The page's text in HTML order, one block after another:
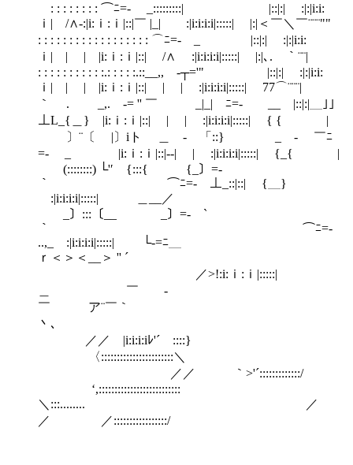
￣: : : : : : : : ⌒ﾆ=- _:::::::::| |::|:| :|:|i:i:
ｉ| /∧‐:|i:ｉ:ｉ|::|￣ |_| :|i:i:i:i|:::::| |:|＜￣＼￣¨¨¨""
: : : : : : : : : : : : : : : : : : ⌒ﾆ=‐ _ |::|:| :|:|i:i:
ｉ| | | |i:ｉ:ｉ|::| /∧ :|i:i:i:i|:::::| |:|､. ｀¨¨|
: : : : : : : : : : :.: : : : :.::__,, -┬='" |::|:| :|:|i:i:
ｉ| | | |i:ｉ:ｉ|::| | | :|i:i:i:i|:::::| 77⌒¨¨¨|
｀ . _,. -= '' ￣ _|_| ﾆ=- __ |::|:|＿｣」
⊥L_{＿} |i:ｉ:ｉ|::| | | :|i:i:i:i|:::::| { { |
〕¨〔 |〕iト ＿ - 「::} _ - ￣ﾆ
=- _ ￣|i:ｉ:ｉ|::|‐-| | :|i:i:i:i|:::::| {_{ |
(::::::::) └'′ {:::{ {_〕=-
｀ ⌒ﾆ=- ⊥_::|::| {＿}
￣:|i:i:i:i|:::::| ＿__／
_〕:::〔__ _〕=- `
｀ ⌒ﾆ=‐
..,_ :|i:i:i:i|:::::| └-=ﾆ＿
ｒ＜＞＜__＞ '' ´
／>!:i:ｉ:ｉ|:::::|
＿ ￣ -
￣ ア¨￣｀
丶､
／／ |i:i:i:iﾚ'´￣::::}
〈:::::::::::::::::::::::＼
／／ ｀>'´:::::::::::::/
‘,::::::::::::::::::::::::::
＼:::........ ／
／ ／:::::::::::::::::/